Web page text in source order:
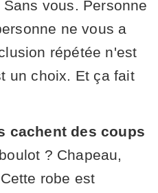
vous. Personne
ne vous a
répétée n'est
un choix. Et ça fait
cachent des coups
? Chapeau,
robe est